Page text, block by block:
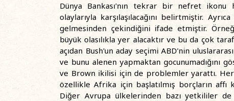
Dünya Bankası'nın tekrar bir nefret
olaylarıyla karşılaşılacağını belirtmiştir.
gelmesinden çekindiğini ifade etmiştir.
büyük olasılıkla yer alacaktır ve bu da çok
açıdan Bush'un aday seçimi ABD'nin
ve bunu alenen yapmaktan gocunumadığını
ve Brown ikilisi için de problemler yarattı.
özellikle Afrika için başlatılmış borçların affı
Diğer Avrupa ülkelerinden bazı yetkililer